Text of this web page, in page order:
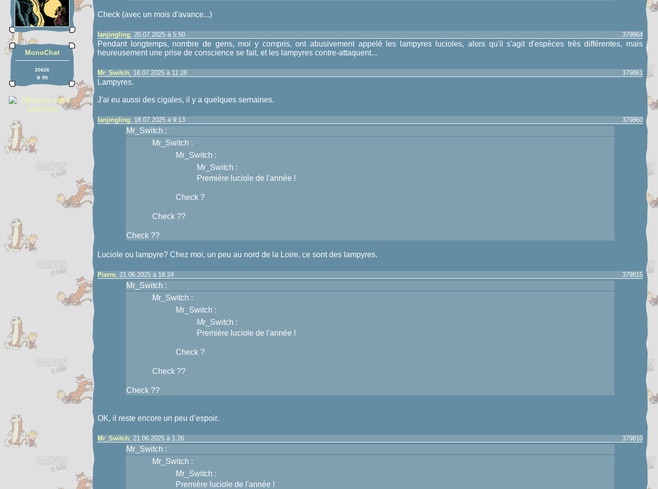
MonoChat
30626
e m
Check (avec un mois d'avance...)
lanjingling, 20.07.2025 à 5:50 379864
Pendant longtemps, nombre de gens, moi y compris, ont abusivement appelé les lampyres lucioles, alors qu'il s'agit d'espèces très différentes, mais
heureusement une prise de conscience se fait, et les lampyres contre-attaquent...
Mr_Switch, 18.07.2025 à 11:28 379861
Lampyres.
J'ai eu aussi des cigales, il y a quelques semaines.
lanjingling, 18.07.2025 à 9:13 379860
Mr_Switch :
Mr_Switch :
Mr_Switch :
Mr_Switch :
Première luciole de l'année !
Check ?
Check ??
Check ??
Luciole ou lampyre? Chez moi, un peu au nord de la Loire, ce sont des lampyres.
Pierre, 21.06.2025 à 18:24 379815
Mr_Switch :
Mr_Switch :
Mr_Switch :
Mr_Switch :
Première luciole de l'année !
Check ?
Check ??
Check ??
OK, il reste encore un peu d’espoir.
Mr_Switch, 21.06.2025 à 1:26 379810
Mr_Switch :
Mr_Switch :
Mr_Switch :
Première luciole de l'année !